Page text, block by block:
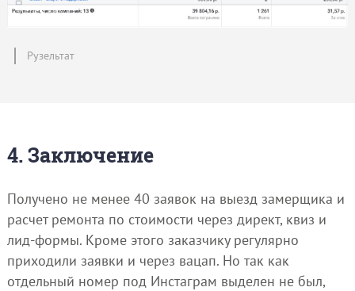
Рузельтат
4. Заключение
Получено не менее 40 заявок на выезд замерщика и
расчет ремонта по стоимости через директ, квиз и
лид-формы. Кроме этого заказчику регулярно
приходили заявки и через вацап. Но так как
отдельный номер под Инстаграм выделен не был,